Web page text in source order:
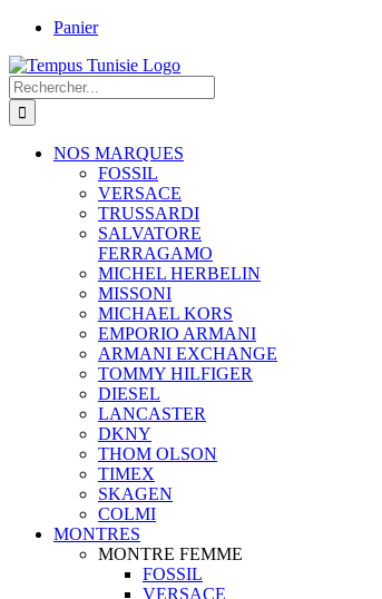
Passer
contenu
Panier
Rechercher:
NOS MARQUES
FOSSIL
VERSACE
TRUSSARDI
SALVATORE
FERRAGAMO
MICHEL HERBELIN
MISSONI
MICHAEL KORS
EMPORIO ARMANI
ARMANI EXCHANGE
TOMMY HILFIGER
DIESEL
LANCASTER
DKNY
THOM OLSON
TIMEX
SKAGEN
COLMI
MONTRES
MONTRE FEMME
FOSSIL
VERSACE